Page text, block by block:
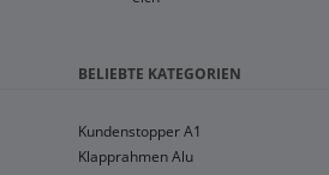
BELIEBTE KATEGORIEN
Kundenstopper A1
Klapprahmen Alu